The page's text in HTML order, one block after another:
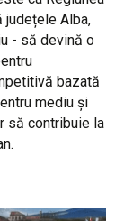
județele Alba,
- să devină o
bazată
mediu și
să contribuie la